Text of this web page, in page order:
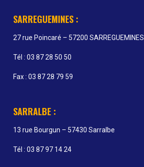
SARREGUEMINES :
27 rue Poincaré – 57200 SARREGUEMINES
Tél : 03 87 28 50 50
Fax : 03 87 28 79 59
SARRALBE :
13 rue Bourgun – 57430 Sarralbe
Tél : 03 87 97 14 24